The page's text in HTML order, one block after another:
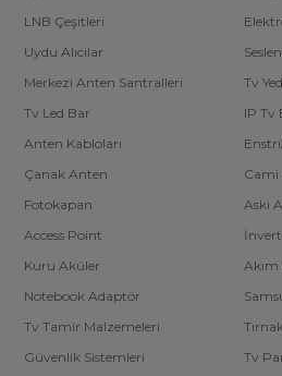
LNB Çeşitleri
Uydu Alıcılar
Merkezi Anten Santralleri
Tv
Tv Led Bar
IP Tv
Anten Kabloları
Çanak Anten
Cami
Fotokapan
Askı
Access Point
Kuru Aküler
Notebook Adaptör
Tv Tamir Malzemeleri
Güvenlik Sistemleri
Tv